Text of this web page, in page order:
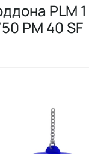
PLM 1
PM 40 SF